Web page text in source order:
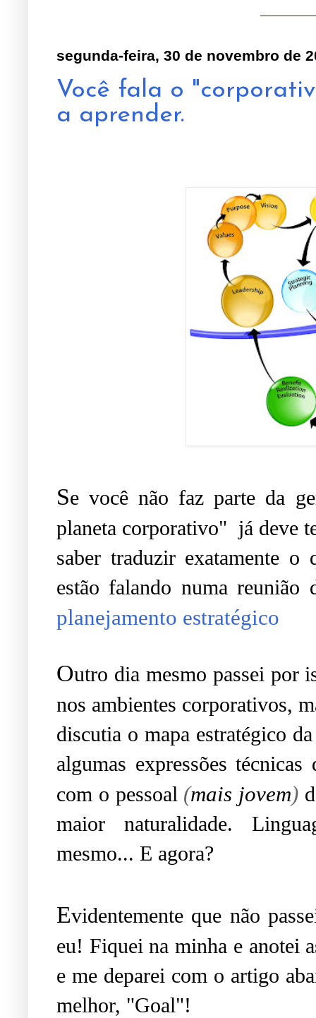
segunda-feira, 30 de novembro de
Você fala o
a aprender.
Se você não faz parte da
planeta corporativo" já deve
saber traduzir exatamente o
estão falando numa
planejamento estratégico
Outro dia mesmo passei por
nos ambientes corporativos,
discutia o mapa estratégico
algumas expressões
com o pessoal (mais jovem)
maior naturalidade.
mesmo... E agora?
Evidentemente que não
eu! Fiquei na minha e anotei
e me deparei com o artigo
melhor, "Goal"!